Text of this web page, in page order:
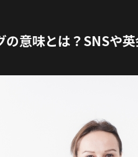
意味とは？SNSや